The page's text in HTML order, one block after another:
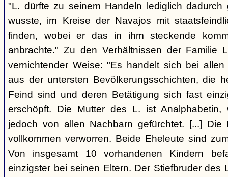
"L. dürfte zu seinem Handeln lediglich dadurch
wusste, im Kreise der Navajos mit
finden, wobei er das in ihm steckende
anbrachte." Zu den Verhältnissen der Familie
vernichtender Weise: "Es handelt sich bei
aus der untersten Bevölkerungsschichten, die
Feind sind und deren Betätigung sich fast
erschöpft. Die Mutter des L. ist Analphabetin,
jedoch von allen Nachbarn gefürchtet. [...] Die
vollkommen verworren. Beide Eheleute sind
Von insgesamt 10 vorhandenen Kindern
einzigster bei seinen Eltern. Der Stiefbruder des